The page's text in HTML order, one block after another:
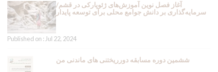
آغاز فصل نوین آموزش‌های ژئوپارکی در قشم/
سرمایه‌گذاری بر دانش جوامع محلی برای توسعه پایدار
Published on : Jul 22, 2024
ششمین دوره مسابقه دورریختنی های ماندنی من